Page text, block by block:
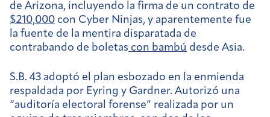
de Arizona, incluyendo la firma de un contrato de
$210,000 con Cyber Ninjas, y aparentemente fue
la fuente de la mentira disparatada de
contrabando de boletas con bambú desde Asia.
S.B. 43 adoptó el plan esbozado en la enmienda
respaldada por Eyring y Gardner. Autorizó una
“auditoría electoral forense” realizada por un